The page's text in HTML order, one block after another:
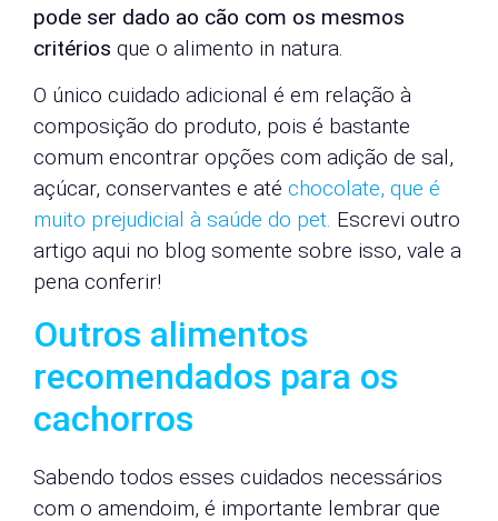
pode ser dado ao cão com os mesmos
critérios que o alimento in natura.
O único cuidado adicional é em relação à
composição do produto, pois é bastante
comum encontrar opções com adição de sal,
açúcar, conservantes e até chocolate, que é
muito prejudicial à saúde do pet. Escrevi outro
artigo aqui no blog somente sobre isso, vale a
pena conferir!
Outros alimentos
recomendados para os
cachorros
Sabendo todos esses cuidados necessários
com o amendoim, é importante lembrar que